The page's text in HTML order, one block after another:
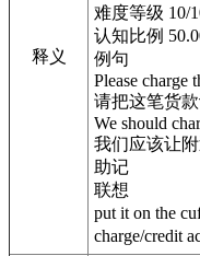
释义
难度等级 10/
认知比例
例句
Please charge
请把这笔货款
We should
我们应该让
助记
联想
put it on the
charge/credit